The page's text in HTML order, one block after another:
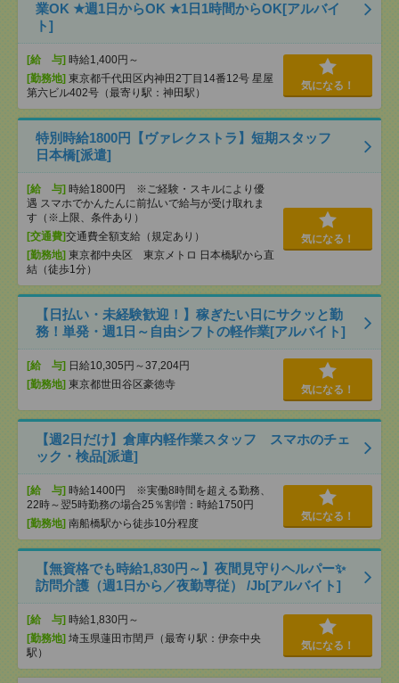
業OK ★週1日からOK ★1日1時間からOK[アルバイ
ト]
[給 与] 時給1,400円～
[勤務地] 東京都千代田区内神田2丁目14番12号 星屋
第六ビル402号（最寄り駅：神田駅）
気になる！
特別時給1800円【ヴァレクストラ】短期スタッフ
日本橋[派遣]
[給 与] 時給1800円 ※ご経験・スキルにより優
遇 スマホでかんたんに前払いで給与が受け取れま
す（※上限、条件あり）
[交通費]交通費全額支給（規定あり）
[勤務地] 東京都中央区 東京メトロ 日本橋駅から直
結（徒歩1分）
気になる！
【日払い・未経験歓迎！】稼ぎたい日にサクッと勤
務！単発・週1日～自由シフトの軽作業[アルバイト]
[給 与] 日給10,305円～37,204円
[勤務地] 東京都世田谷区豪徳寺 気になる！
【週2日だけ】倉庫内軽作業スタッフ スマホのチェ
ック・検品[派遣]
[給 与] 時給1400円 ※実働8時間を超える勤務、
22時～翌5時勤務の場合25％割増：時給1750円
[勤務地] 南船橋駅から徒歩10分程度
気になる！
【無資格でも時給1,830円～】夜間見守りヘルパー✨
訪問介護（週1日から／夜勤専従） /Jb[アルバイト]
[給 与] 時給1,830円～
[勤務地] 埼玉県蓮田市閏戸（最寄り駅：伊奈中央
駅）
気になる！